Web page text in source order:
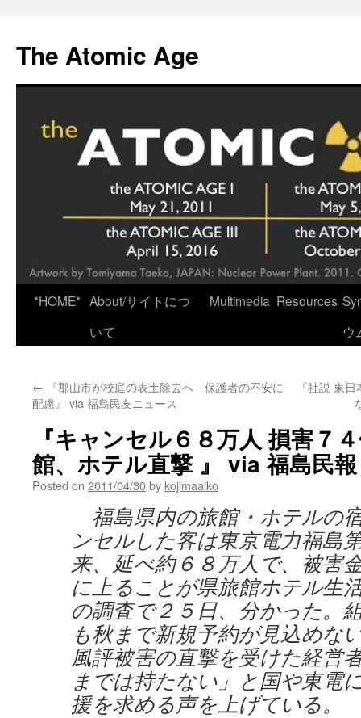
content
The Atomic Age
*HOME* About/サイトにつ
いて
Multimedia Resources
ウ
← 『郡山市が校庭の表土除去へ 保護者の不安に
配慮』 via 福島民友ニュース
『社説 東
『キャンセル６８万人 損害７
館、ホテル直撃 』 via 福島民報
Posted on 2011/04/30by kojimaaiko
福島県内の旅館・ホテルの
ンセルした客は東京電力福島
来、延べ約６８万人で、被害
に上ることが県旅館ホテル生
の調査で２５日、分かった。
も秋まで新規予約が見込めな
風評被害の直撃を受けた経営
までは持たない」と国や東電
援を求める声を上げている。